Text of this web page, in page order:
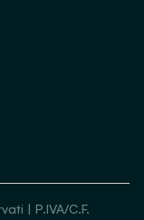
| P.IVA/C.F.